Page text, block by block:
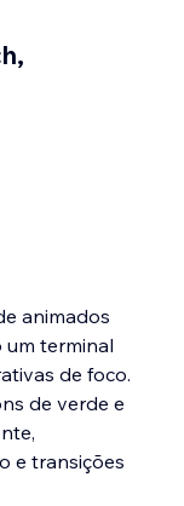
animados
um terminal
de foco.
de verde e
e transições